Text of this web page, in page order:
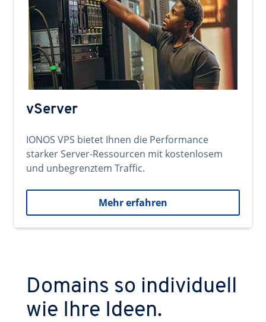
vServer
IONOS VPS bietet Ihnen die Performance
starker Server-Ressourcen mit kostenlosem
und unbegrenztem Traffic.
Mehr erfahren
Domains so individuell
wie Ihre Ideen.